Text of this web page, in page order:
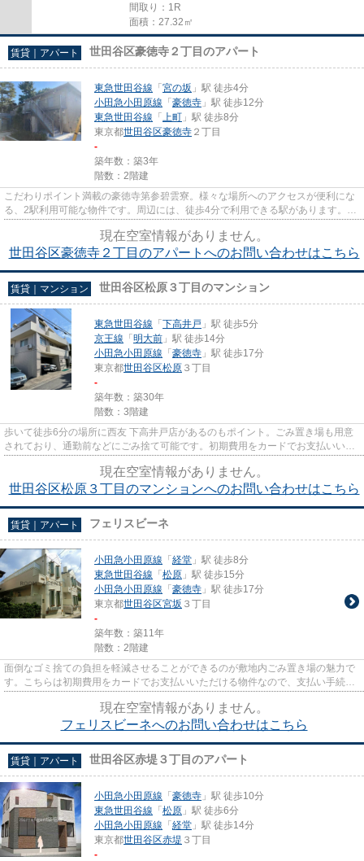
間取り：1R
面積：27.32㎡
賃貸｜アパート 世田谷区豪徳寺２丁目のアパート
東急世田谷線 「 宮の坂 」駅 徒歩4分
小田急小田原線 「 豪徳寺 」駅 徒歩12分
東急世田谷線 「 上町 」駅 徒歩8分
東京都世田谷区豪徳寺 ２丁目
-
築年数：築3年
階数：2階建
こだわりポイント満載の豪徳寺第参碧雲寮。様々な場所へのアクセスが便利にな
る、2駅利用可能な物件です。周辺には、徒歩4分で利用できる駅があります。こ
現在空室情報がありません。
世田谷区豪徳寺２丁目のアパートへのお問い合わせはこちら
賃貸｜マンション 世田谷区松原３丁目のマンション
東急世田谷線 「 下高井戸 」駅 徒歩5分
京王線 「 明大前 」駅 徒歩14分
小田急小田原線 「 豪徳寺 」駅 徒歩17分
東京都世田谷区松原 ３丁目
-
築年数：築30年
階数：3階建
歩いて徒歩6分の場所に西友 下高井戸店があるのもポイント。ごみ置き場も用意
されており、通勤前などにごみ捨て可能です。初期費用をカードでお支払いいた
現在空室情報がありません。
世田谷区松原３丁目のマンションへのお問い合わせはこちら
賃貸｜アパート フェリスビーネ
小田急小田原線 「 経堂 」駅 徒歩8分
東急世田谷線 「 松原 」駅 徒歩15分
小田急小田原線 「 豪徳寺 」駅 徒歩17分
東京都世田谷区宮坂 ３丁目
-
築年数：築11年
階数：2階建
面倒なゴミ捨ての負担を軽減させることができるのが敷地内ごみ置き場の魅力で
す。こちらは初期費用をカードでお支払いいただける物件なので、支払い手続き
現在空室情報がありません。
フェリスビーネへのお問い合わせはこちら
賃貸｜アパート 世田谷区赤堤３丁目のアパート
小田急小田原線 「 豪徳寺 」駅 徒歩10分
東急世田谷線 「 松原 」駅 徒歩6分
小田急小田原線 「 経堂 」駅 徒歩14分
東京都世田谷区赤堤 ３丁目
-